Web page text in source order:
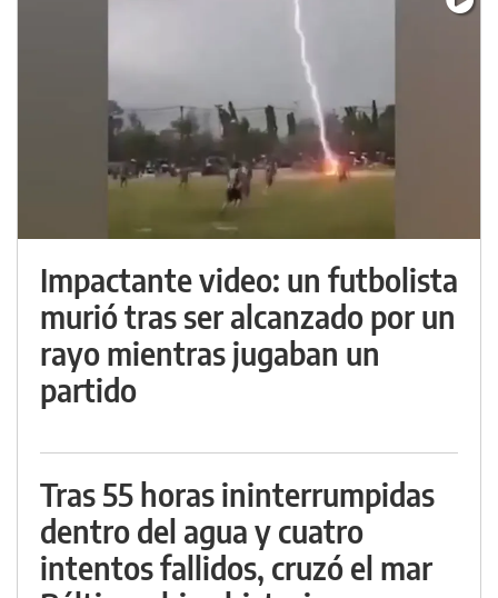
Impactante video: un futbolista
murió tras ser alcanzado por un
rayo mientras jugaban un
partido
Tras 55 horas ininterrumpidas
dentro del agua y cuatro
intentos fallidos, cruzó el mar